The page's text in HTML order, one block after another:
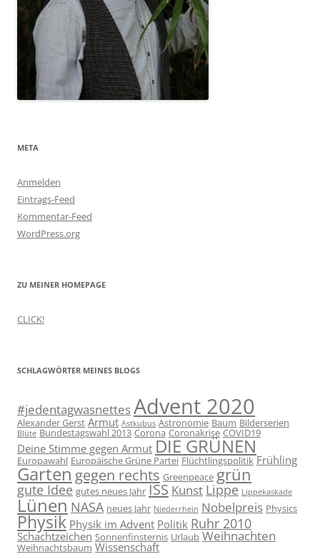
META
Anmelden
Eintrags-Feed
Kommentar-Feed
WordPress.org
ZU MEINER HOMEPAGE
CLICK!
SCHLAGWÖRTER MEINES BLOGS
#jedentagwasnettesAdvent 2020
Alexander Gerst Armut Astkubus Astronomie Baum Bilderserien
Blüte Bundestagswahl 2013 Corona Coronakrise COVID19
Deine Stimme gegen Armut DIE GRÜNEN
Europawahl Europäische Grüne Partei Flüchtlingspolitik Frühling
Garten gegen rechts Greenpeace grün
gute Idee gutes neues Jahr ISS Kunst Lippe Lippekaskade
Lünen NASA neues Jahr Niederrhein Nobelpreis Physics
Physik Physik im Advent Politik Ruhr 2010
Schachtzeichen Sonnenfinsternis Urlaub Weihnachten
Weihnachtsbaum Wissenschaft